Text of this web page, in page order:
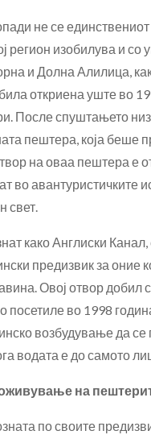
не се
регион изобилува и со
и Долна Алилица,
откриена уште во
После спуштањето
пештера, која беше
на оваа пештера е
во авантуристичките
свет.
како Англиски
предизвик за оние
Овој отвор добил
посетиле во 1998
возбудување да се
водата е до самото
на
по своите